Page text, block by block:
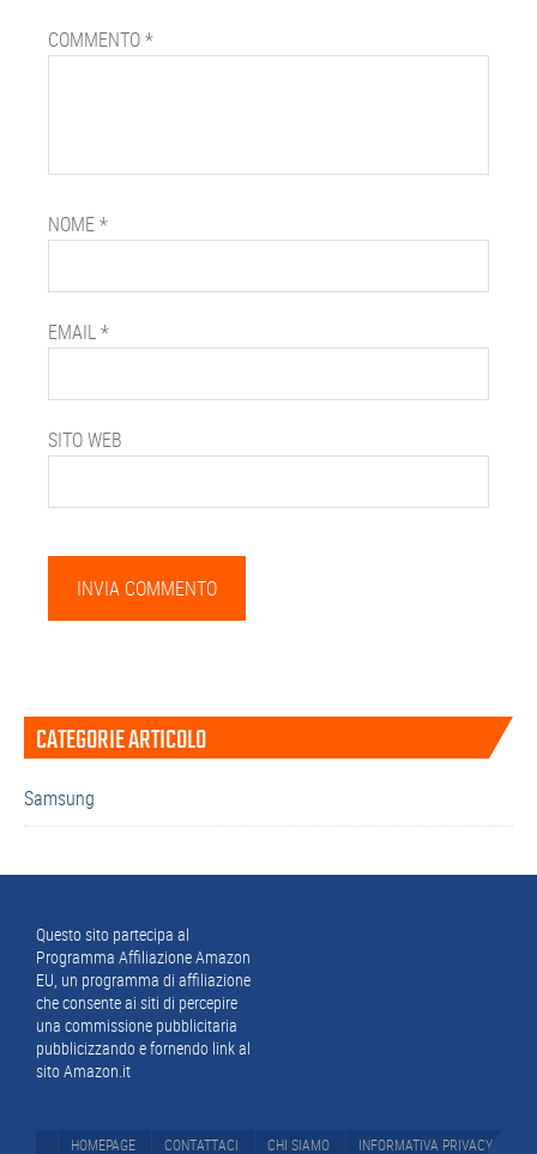
COMMENTO*
NOME*
EMAIL*
SITO WEB
Barra
laterale
primaria
CATEGORIE ARTICOLO
Samsung
Footer
Questo sito partecipa al
Programma Affiliazione Amazon
EU, un programma di affiliazione
che consente ai siti di percepire
una commissione pubblicitaria
pubblicizzando e fornendo link al
sito Amazon.it
HOMEPAGE CONTATTACI CHI SIAMO INFORMATIVA PRIVACY